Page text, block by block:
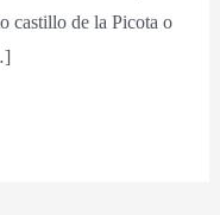
castillo de la Picota o